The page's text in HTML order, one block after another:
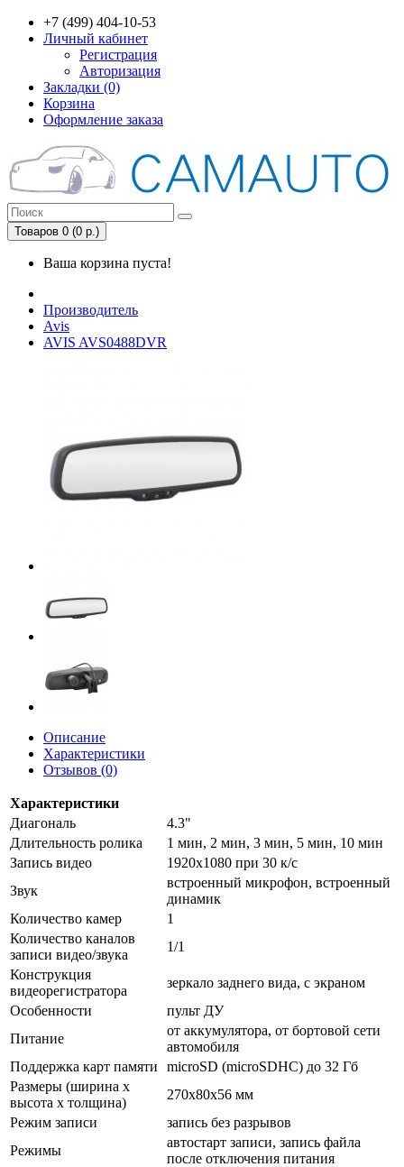
+7 (499) 404-10-53
Личный кабинет
Регистрация
Авторизация
Закладки (0)
Корзина
Оформление заказа
Товаров 0 (0 р.)
Ваша корзина пуста!
Производитель
Avis
AVIS AVS0488DVR
Описание
Характеристики
Отзывов (0)
Характеристики
Диагональ
4.3"
Длительность ролика
1 мин, 2 мин, 3 мин, 5 мин, 10 мин
Запись видео
1920x1080 при 30 к/с
Звук
встроенный микрофон, встроенный
динамик
Количество камер
1
Количество каналов
записи видео/звука
1/1
Конструкция
видеорегистратора
зеркало заднего вида, с экраном
Особенности
пульт ДУ
Питание
от аккумулятора, от бортовой сети
автомобиля
Поддержка карт памяти
microSD (microSDHC) до 32 Гб
Размеры (ширина x
высота x толщина)
270x80x56 мм
Режим записи
запись без разрывов
Режимы
автостарт записи, запись файла
после отключения питания